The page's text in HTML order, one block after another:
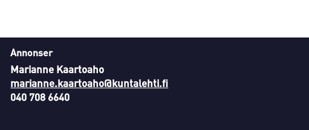
Annonser
Marianne Kaartoaho
marianne.kaartoaho@kuntalehti.fi
040 708 6640